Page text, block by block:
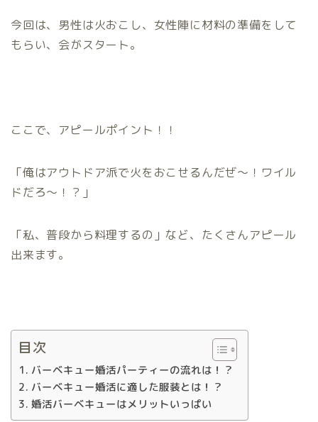
今回は、男性は火おこし、女性陣に材料の準備をして
もらい、会がスタート。
ここで、アピールポイント！！
「俺はアウトドア派で火をおこせるんだぜ～！ワイル
ドだろ～！？」
「私、普段から料理するの」など、たくさんアピール
出来ます。
目次
バーベキュー婚活パーティーの流れは！？
バーベキュー婚活に適した服装とは！？
婚活バーベキューはメリットいっぱい